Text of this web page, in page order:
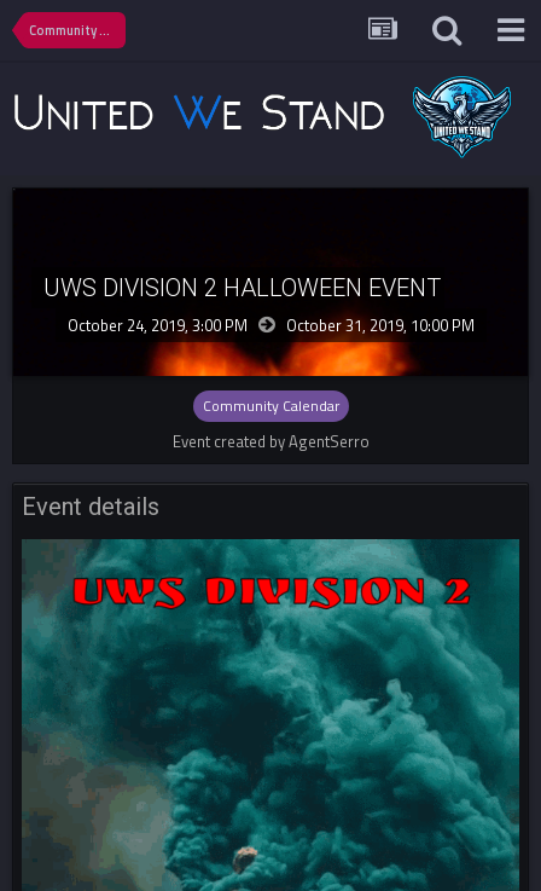
Community Calendar
UWS DIVISION 2 HALLOWEEN EVENT
October 24, 2019, 3:00 PM October 31, 2019, 10:00 PM
Community Calendar
Event created by AgentSerro
Event details